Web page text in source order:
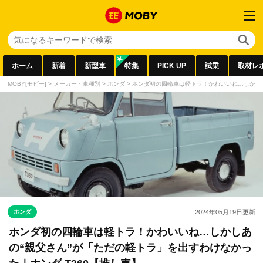
ホーム 新着 新型車 特集 PICK UP 試乗 取材レ
MOBY[モビー] > メーカー・車種別 > ホンダ > ホンダ初の四輪車は軽トラ！かわいいね…しか
ホンダ 2024年05月19日更新
ホンダ初の四輪車は軽トラ！かわいいね…しかしあ
の“親父さん”が「ただの軽トラ」を出すわけなかっ